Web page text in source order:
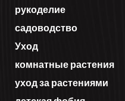
рукоделие
садоводство
Уход
комнатные растения
уход за растениями